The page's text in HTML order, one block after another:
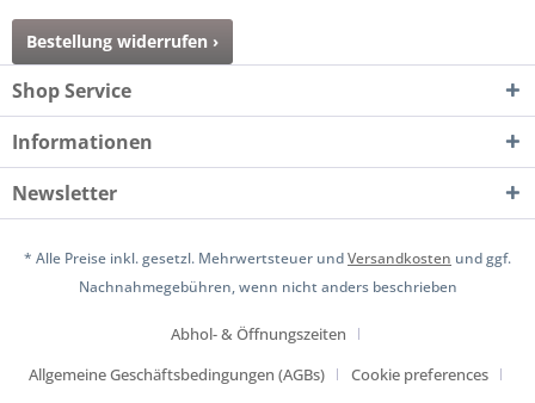
Bestellung widerrufen ›
Shop Service
Informationen
Newsletter
* Alle Preise inkl. gesetzl. Mehrwertsteuer undVersandkosten und ggf.
Nachnahmegebühren, wenn nicht anders beschrieben
Abhol- & Öffnungszeiten
Allgemeine Geschäftsbedingungen (AGBs)
Cookie preferences